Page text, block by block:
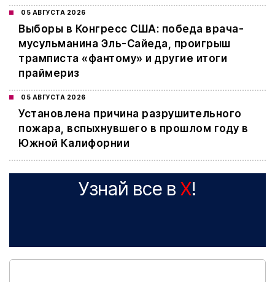
05 АВГУСТА 2026
Выборы в Конгресс США: победа врача-
мусульманина Эль-Сайеда, проигрыш
трамписта «фантому» и другие итоги
праймериз
05 АВГУСТА 2026
Установлена причина разрушительного
пожара, вспыхнувшего в прошлом году в
Южной Калифорнии
Узнай все в X!